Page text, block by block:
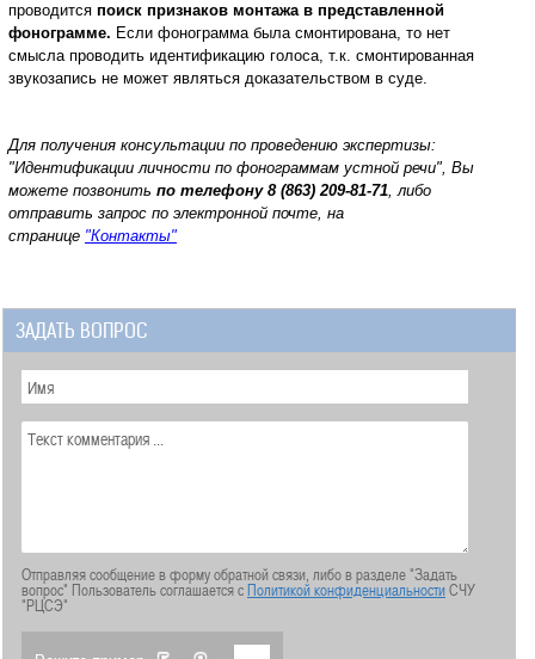
проводится поиск признаков монтажа в представленной
фонограмме. Если фонограмма была смонтирована, то нет
смысла проводить идентификацию голоса, т.к. смонтированная
звукозапись не может являться доказательством в суде.
Для получения консультации по проведению экспертизы:
"Идентификации личности по фонограммам устной речи", Вы
можете позвонить по телефону 8 (863) 209-81-71, либо
отправить запрос по электронной почте, на
странице "Контакты"
ЗАДАТЬ ВОПРОС
Отправляя сообщение в форму обратной связи, либо в разделе "Задать
вопрос" Пользователь соглашается сПолитикой конфиденциальностиСЧУ
"РЦСЭ"